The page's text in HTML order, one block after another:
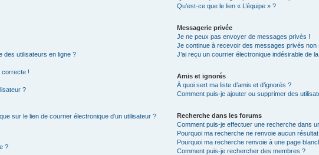
des utilisateurs en ligne ?
correcte !
?
sur le lien de courrier électronique d’un utilisateur ?
?
Qu’est-ce que le lien « L’équipe » ?
Messagerie privée
Je ne peux pas envoyer de messages privés !
Je continue à recevoir des messages privés non
J’ai reçu un courrier électronique indésirable de
Amis et ignorés
À quoi sert ma liste d’amis et d’ignorés ?
Comment puis-je ajouter ou supprimer des
Recherche dans les forums
Comment puis-je effectuer une recherche dans
Pourquoi ma recherche ne renvoie aucun
Pourquoi ma recherche renvoie à une page
Comment puis-je rechercher des membres ?